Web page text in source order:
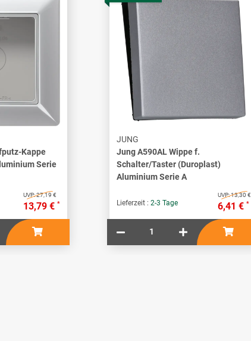
Kappe
Serie
UVP:27,19 €
13,79 € *
JUNG
Jung A590AL Wippe f.
Schalter/Taster (Duroplast)
Aluminium Serie A
Lieferzeit : 2-3 Tage
UVP:13,30 €
6,41 € *